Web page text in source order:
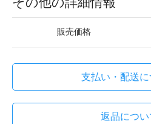
販売価格
支払い・配送に
返品につい